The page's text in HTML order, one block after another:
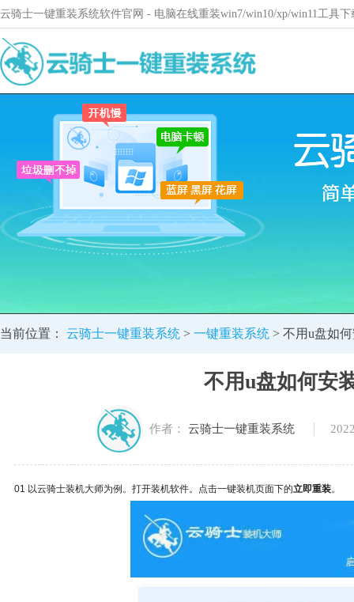
云骑士一键重装系统软件官网 - 电脑在线重装win7/win10/xp/win11工具
当前位置： 云骑士一键重装系统 > 一键重装系统 > 不用u盘如
不用u盘如何安
作者： 云骑士一键重装系统
01 以云骑士装机大师为例。打开装机软件。点击一键装机页面下的立即重装。